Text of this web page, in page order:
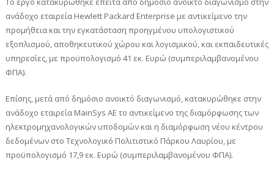
ανάδοχο εταιρεία Hewlett Packard Enterprise με αντικείμενο την
προμήθεια και την εγκατάσταση προηγμένου υπολογιστικού
εξοπλισμού, αποθηκευτικού χώρου και λογισμικού, και εκπαιδευτικές
υπηρεσίες, με προϋπολογισμό 41 εκ. Ευρώ (συμπεριλαμβανομένου
ΦΠΑ).
Επίσης, μετά από δημόσιο ανοικτό διαγωνισμό, κατακυρώθηκε στην
ανάδοχο εταιρεία ΜainSys ΑΕ το αντικείμενο της διαμόρφωσης των
ηλεκτρομηχανολογικών υποδομών και η διαμόρφωση νέου κέντρου
δεδομένων στο Τεχνολογικό Πολιτιστικό Πάρκου Λαυρίου, με
προϋπολογισμό 17,9 εκ. Ευρώ (συμπεριλαμβανομένου ΦΠΑ).